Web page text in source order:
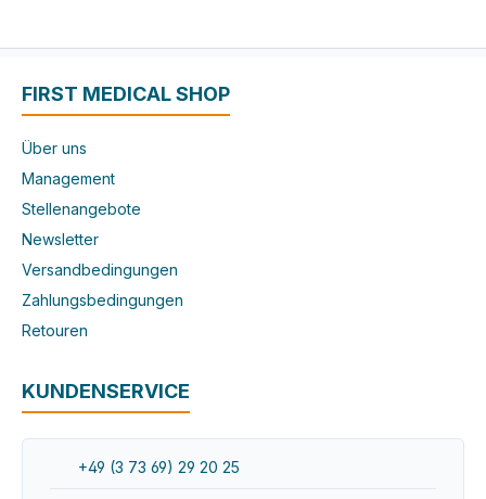
FIRST MEDICAL SHOP
Über uns
Management
Stellenangebote
Newsletter
Versandbedingungen
Zahlungsbedingungen
Retouren
KUNDENSERVICE
+49 (3 73 69) 29 20 25